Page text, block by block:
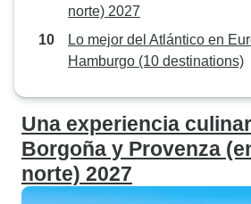
norte) 2027
Lo mejor del Atlántico en
Hamburgo (10 destinations)
Una experiencia
Borgoña y Provenza
norte) 2027